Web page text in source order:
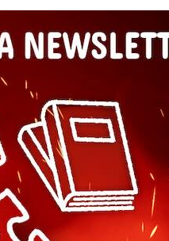
LIBERO
torcia per storie MOULIN
lampada
MOULIN ROTY
Moulin Roty
3575676693636
12 Articoli